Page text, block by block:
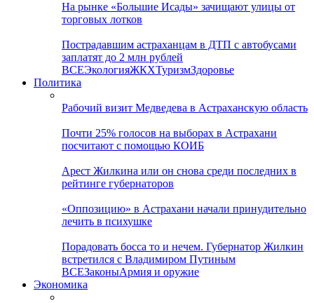
На рынке «Большие Исады» зачищают улицы от
торговых лотков
Пострадавшим астраханцам в ДТП с автобусами
заплатят до 2 млн рублей
ВСЕЭкологияЖКХТуризмЗдоровье
Политика
Рабочий визит Медведева в Астраханскую область
Почти 25% голосов на выборах в Астрахани
посчитают с помощью КОИБ
Арест Жилкина или он снова среди последних в
рейтинге губернаторов
«Оппозицию» в Астрахани начали принудительно
лечить в психушке
Порадовать босса то и нечем. Губернатор Жилкин
встретился с Владимиром Путиным
ВСЕЗаконыАрмия и оружие
Экономика